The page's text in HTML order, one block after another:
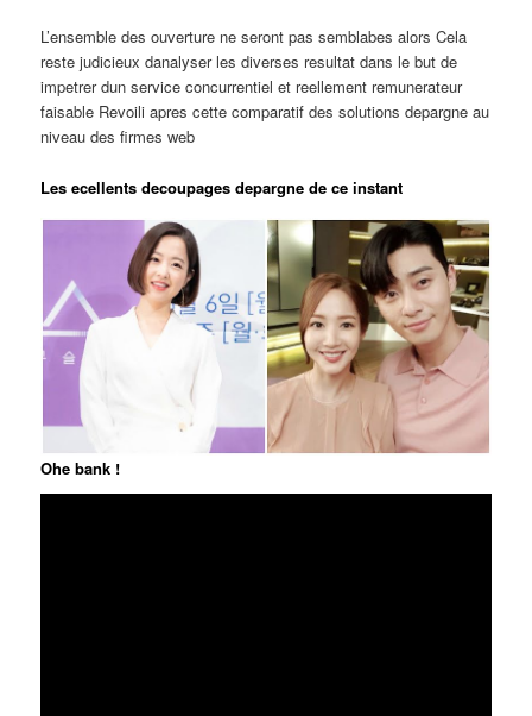
L’ensemble des ouverture ne seront pas semblabes alors Cela
reste judicieux danalyser les diverses resultat dans le but de
impetrer dun service concurrentiel et reellement remunerateur
faisable Revoili apres cette comparatif des solutions depargne au
niveau des firmes web
Les ecellents decoupages depargne de ce instant
Ohe bank !